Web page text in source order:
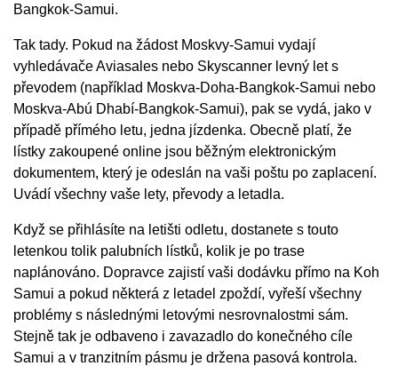
Bangkok-Samui.
Tak tady. Pokud na žádost Moskvy-Samui vydají
vyhledávače Aviasales nebo Skyscanner levný let s
převodem (například Moskva-Doha-Bangkok-Samui nebo
Moskva-Abú Dhabí-Bangkok-Samui), pak se vydá, jako v
případě přímého letu, jedna jízdenka. Obecně platí, že
lístky zakoupené online jsou běžným elektronickým
dokumentem, který je odeslán na vaši poštu po zaplacení.
Uvádí všechny vaše lety, převody a letadla.
Když se přihlásíte na letišti odletu, dostanete s touto
letenkou tolik palubních lístků, kolik je po trase
naplánováno. Dopravce zajistí vaši dodávku přímo na Koh
Samui a pokud některá z letadel zpoždí, vyřeší všechny
problémy s následnými letovými nesrovnalostmi sám.
Stejně tak je odbaveno i zavazadlo do konečného cíle
Samui a v tranzitním pásmu je držena pasová kontrola.